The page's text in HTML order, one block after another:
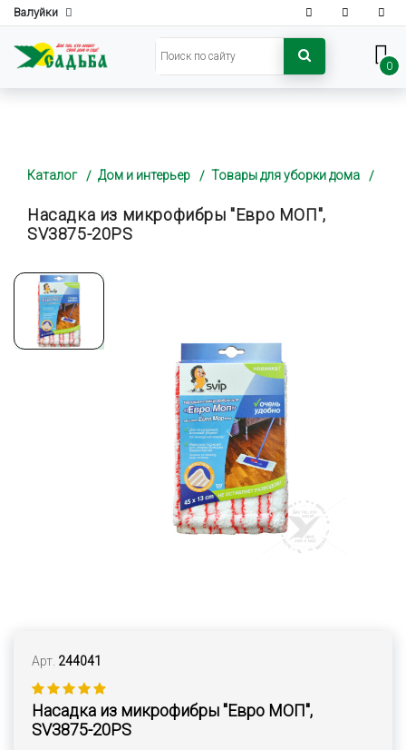
Валуйки
0
Каталог Дом и интерьер Товары для уборки дома
Насадка из микрофибры "Евро МОП",
SV3875-20РS
Арт. 244041
Насадка из микрофибры "Евро МОП",
SV3875-20РS